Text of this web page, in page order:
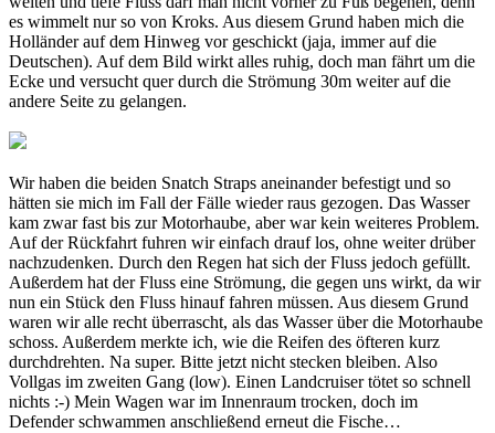
es wimmelt nur so von Kroks. Aus diesem Grund haben mich die
Holländer auf dem Hinweg vor geschickt (jaja, immer auf die
Deutschen). Auf dem Bild wirkt alles ruhig, doch man fährt um die
Ecke und versucht quer durch die Strömung 30m weiter auf die
andere Seite zu gelangen.
Wir haben die beiden Snatch Straps aneinander befestigt und so
hätten sie mich im Fall der Fälle wieder raus gezogen. Das Wasser
kam zwar fast bis zur Motorhaube, aber war kein weiteres Problem.
Auf der Rückfahrt fuhren wir einfach drauf los, ohne weiter drüber
nachzudenken. Durch den Regen hat sich der Fluss jedoch gefüllt.
Außerdem hat der Fluss eine Strömung, die gegen uns wirkt, da wir
nun ein Stück den Fluss hinauf fahren müssen. Aus diesem Grund
waren wir alle recht überrascht, als das Wasser über die Motorhaube
schoss. Außerdem merkte ich, wie die Reifen des öfteren kurz
durchdrehten. Na super. Bitte jetzt nicht stecken bleiben. Also
Vollgas im zweiten Gang (low). Einen Landcruiser tötet so schnell
nichts :-) Mein Wagen war im Innenraum trocken, doch im
Defender schwammen anschließend erneut die Fische…